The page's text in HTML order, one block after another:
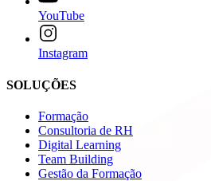
YouTube
Instagram
SOLUÇÕES
Formação
Consultoria de RH
Digital Learning
Team Building
Gestão da Formação